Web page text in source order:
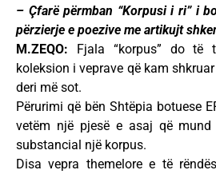
– Çfarë përmban “Korpusi i ri” i
përzierje e poezive me artikujt
M.ZEQO: Fjala
“korpus” do të
koleksion i veprave që kam
deri më sot.
Përurimi që bën Shtëpia botuese
vetëm një pjesë e asaj që
substancial një korpus.
Disa vepra themelore e të